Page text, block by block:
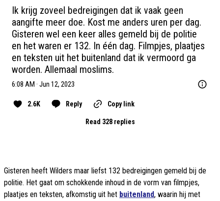
Ik krijg zoveel bedreigingen dat ik vaak geen
aangifte meer doe. Kost me anders uren per dag.
Gisteren wel een keer alles gemeld bij de politie
en het waren er 132. In één dag. Filmpjes, plaatjes
en teksten uit het buitenland dat ik vermoord ga
worden. Allemaal moslims.
6:08 AM · Jun 12, 2023
2.6K Reply Copy link
Read 328 replies
Gisteren heeft Wilders maar liefst 132 bedreigingen gemeld bij de
politie. Het gaat om schokkende inhoud in de vorm van filmpjes,
plaatjes en teksten, afkomstig uit het buitenland, waarin hij met